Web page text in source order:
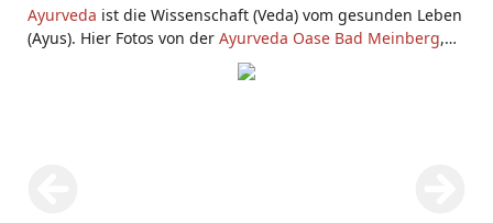
Ayurveda ist die Wissenschaft (Veda) vom gesunden Leben
(Ayus). Hier Fotos von der Ayurveda Oase Bad Meinberg,
Ayurveda Massage Ausbildung